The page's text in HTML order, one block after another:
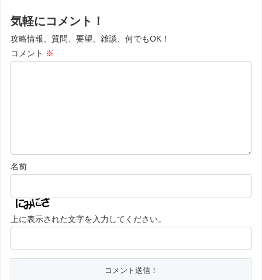
気軽にコメント！
攻略情報、質問、要望、雑談、何でもOK！
コメント ※
名前
上に表示された文字を入力してください。